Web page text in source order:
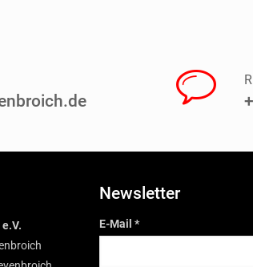
Newsletter
E-Mail *